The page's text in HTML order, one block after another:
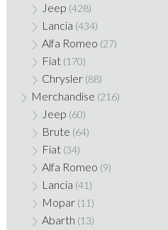
Jeep (428)
Lancia (434)
Alfa Romeo (27)
Fiat (170)
Chrysler (88)
Merchandise (216)
Jeep (60)
Brute (64)
Fiat (34)
Alfa Romeo (9)
Lancia (41)
Mopar (11)
Abarth (13)